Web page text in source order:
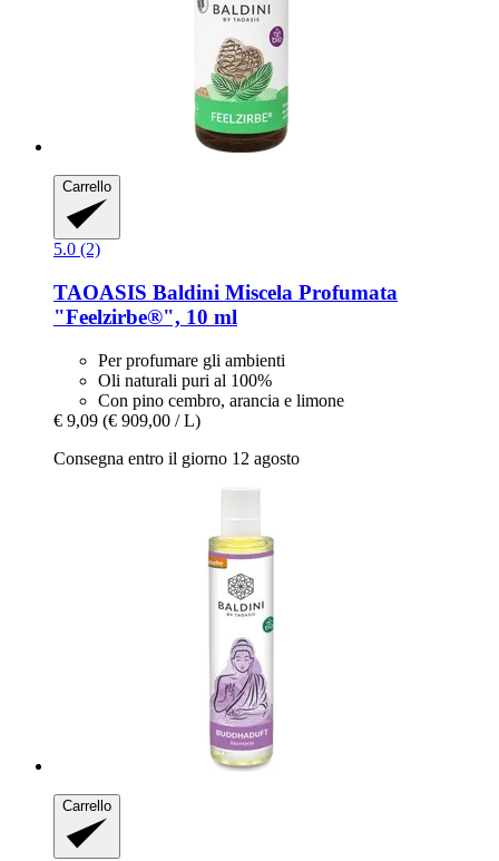
Carrello
5.0 (2)
TAOASIS Baldini Miscela Profumata
"Feelzirbe®", 10 ml
Per profumare gli ambienti
Oli naturali puri al 100%
Con pino cembro, arancia e limone
€ 9,09 (€ 909,00 / L)
Consegna entro il giorno 12 agosto
Carrello